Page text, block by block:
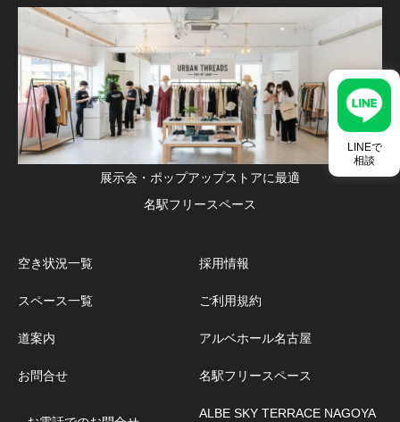
LINEで
相談
展示会・ポップアップストアに最適
名駅フリースペース
空き状況一覧
スペース一覧
道案内
お問合せ
採用情報
ご利用規約
アルベホール名古屋
名駅フリースペース
ALBE SKY TERRACE NAGOYA